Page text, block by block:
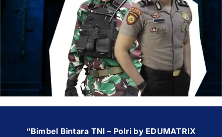
OUR PROGRAM
REGISTRATION
CONTACT US
“Bimbel Bintara TNI – Polri by EDUMATRIX